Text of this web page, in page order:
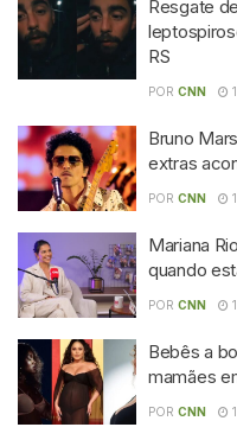
Resgate
RS
POR CNN
Bruno
extras
POR CNN
Mariana
quando
POR CNN
Bebês a
mamães
POR CNN